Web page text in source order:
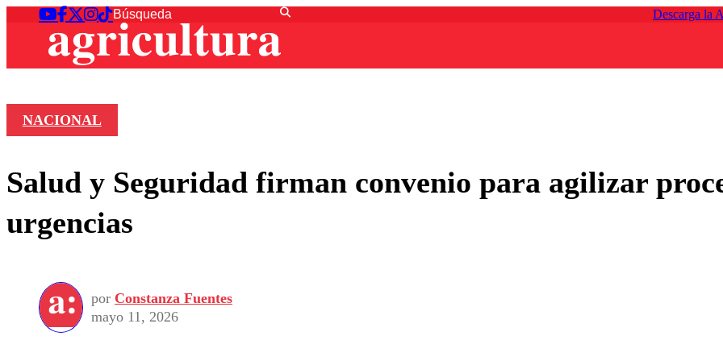
Descarga la
NACIONAL
Salud y Seguridad firman convenio para agilizar
urgencias
por Constanza Fuentes
mayo 11, 2026